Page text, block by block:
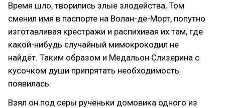
Время шло, творились злые злодейства, Том
сменил имя в паспорте на Волан-де-Морт, попутно
изготавливая крестражи и распихивая их там, где
какой-нибудь случайный мимокрокодил не
найдёт. Таким образом и Медальон Слизерина с
кусочком души припрятать необходимость
появилась.
Взял он под серы рученьки домовика одного из